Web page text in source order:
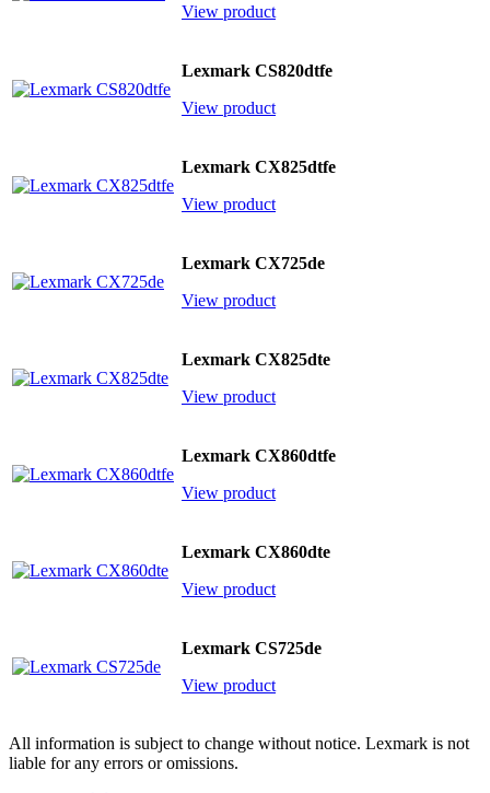
View product
Lexmark CS820dtfe
View product
Lexmark CX825dtfe
View product
Lexmark CX725de
View product
Lexmark CX825dte
View product
Lexmark CX860dtfe
View product
Lexmark CX860dte
View product
Lexmark CS725de
View product
All information is subject to change without notice. Lexmark is not
liable for any errors or omissions.